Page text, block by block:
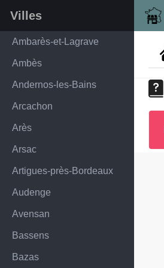
Villes
Ambarès-et-Lagrave
Ambès
Andernos-les-Bains
Arcachon
Arès
Arsac
Artigues-près-Bordeaux
Audenge
Avensan
Bassens
Bazas